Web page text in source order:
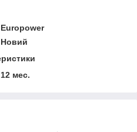
Europower
Новий
12 мес.